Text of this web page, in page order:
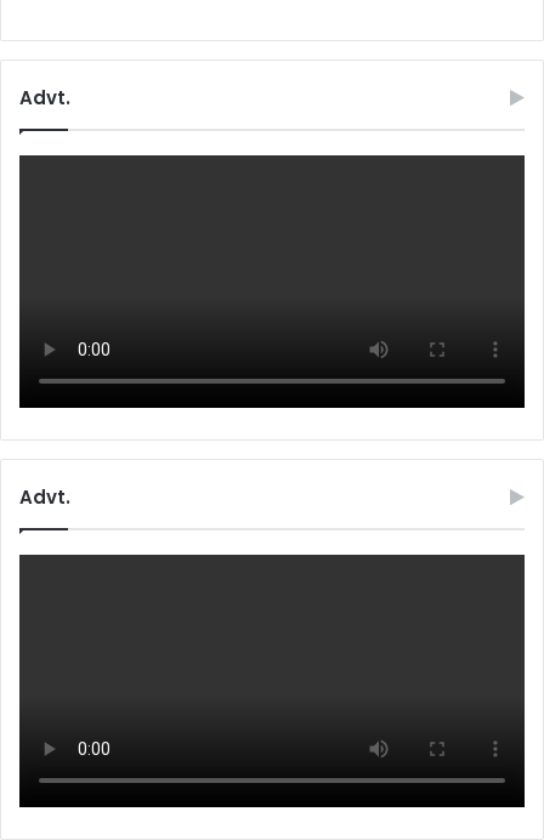
Advt.
Advt.